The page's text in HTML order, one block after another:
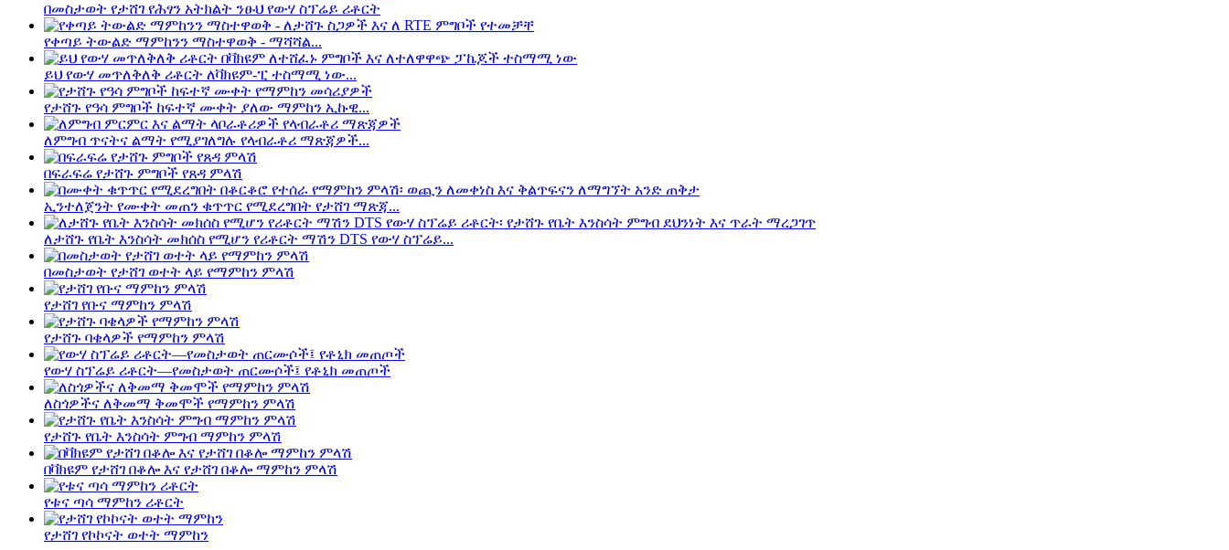
በመስታወት የታሸገ የሕፃን አትክልት ንፁህ የውሃ ስፕሬይ ሪቶርት
የቀጣይ ትውልድ ማምከንን ማስተዋወቅ - ማሻሻል...
ይህ የውሃ መጥለቅለቅ ሪቶርት ለቫክዩም-ፒ ተስማሚ ነው...
የታሸጉ የዓሳ ምግቦች ከፍተኛ ሙቀት ያለው ማምከን ኢኩዊ...
ለምግብ ጥናትና ልማት የሚያገለግሉ የላብራቶሪ ማጽጃዎች...
በፍራፍሬ የታሸጉ ምግቦች የጸዳ ምላሽ
ኢንተለጀንት የሙቀት መጠን ቁጥጥር የሚደረግበት የታሸገ ማጽጃ...
ለታሸጉ የቤት እንስሳት መክሰስ የሚሆን የሪቶርት ማሽን DTS የውሃ ስፕሬይ...
በመስታወት የታሸገ ወተት ላይ የማምከን ምላሽ
የታሸገ የቡና ማምከን ምላሽ
የታሸጉ ባቄላዎች የማምከን ምላሽ
የውሃ ስፕሬይ ሪቶርት—የመስታወት ጠርሙሶች፤ የቶኒክ መጠጦች
ለስጎዎችና ለቅመማ ቅመሞች የማምከን ምላሽ
የታሸጉ የቤት እንስሳት ምግብ ማምከን ምላሽ
በቫክዩም የታሸገ በቆሎ እና የታሸገ በቆሎ ማምከን ምላሽ
የቱና ጣሳ ማምከን ሪቶርት
የታሸገ የኮኮናት ወተት ማምከን